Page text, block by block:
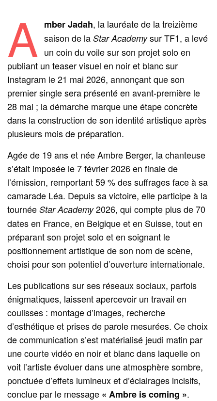
A mber Jadah, la lauréate de la treizième
saison de la Star Academysur TF1, a levé
un coin du voile sur son projet solo en
publiant un teaser visuel en noir et blanc sur
Instagram le 21 mai 2026, annonçant que son
premier single sera présenté en avant‑première le
28 mai ; la démarche marque une étape concrète
dans la construction de son identité artistique après
plusieurs mois de préparation.
Agée de 19 ans et née Ambre Berger, la chanteuse
s’était imposée le 7 février 2026 en finale de
l’émission, remportant 59 % des suffrages face à sa
camarade Léa. Depuis sa victoire, elle participe à la
tournéeStar Academy2026, qui compte plus de 70
dates en France, en Belgique et en Suisse, tout en
préparant son projet solo et en soignant le
positionnement artistique de son nom de scène,
choisi pour son potentiel d’ouverture internationale.
Les publications sur ses réseaux sociaux, parfois
énigmatiques, laissent apercevoir un travail en
coulisses : montage d’images, recherche
d’esthétique et prises de parole mesurées. Ce choix
de communication s’est matérialisé jeudi matin par
une courte vidéo en noir et blanc dans laquelle on
voit l’artiste évoluer dans une atmosphère sombre,
ponctuée d’effets lumineux et d’éclairages incisifs,
conclue par le message « Ambre is coming ».